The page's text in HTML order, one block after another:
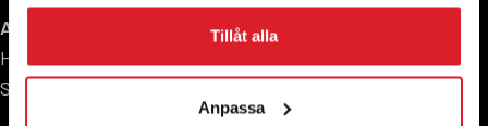
Tillåt alla
Anpassa
Address:
Hagavägen 9, 518 40
Sjömarken, Sweden